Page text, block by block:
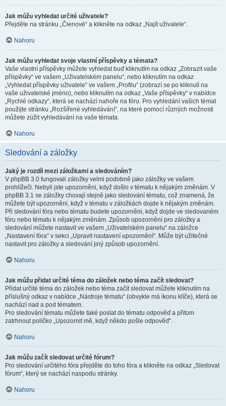
Jak můžu vyhledat určité uživatele?
Přejděte na stránku „Členové“ a klikněte na odkaz „Najít uživatele“.
Nahoru
Jak můžu vyhledat svoje vlastní příspěvky a témata?
Vaše vlastní příspěvky můžete vyhledat buď kliknutím na odkaz „Zobrazit vaše
příspěvky“ ve vašem „Uživatelském panelu“, nebo kliknutím na odkaz
„Vyhledat příspěvky uživatele“ ve vašem „Profilu“ (zobrazí se po kliknutí na
vaše uživatelské jméno), nebo kliknutím na odkaz „Vaše příspěvky“ v nabídce
„Rychlé odkazy“, která se nachází nahoře na fóru. Pro vyhledání vašich témat
použijte stránku „Rozšířené vyhledávání“, na které pomocí různých možnosti
můžete zúžit vyhledávání na vaše témata.
Nahoru
Sledování a záložky
Jaký je rozdíl mezi záložkami a sledováním?
V phpBB 3.0 fungovali záložky velmi podobně jako záložky ve vašem
prohlížeči. Nebyli jste upozorněni, když došlo v tématu k nějakým změnám. V
phpBB 3.1 se záložky chovají stejně jako sledování tématu, což znamená, že
můžete být upozorněni, když v tématu v záložkách dojde k nějakým změnám.
Při sledování fóra nebo tématu budete upozorněni, když dojde ve sledovaném
fóru nebo tématu k nějakým změnám. Způsob upozornění pro záložky a
sledování můžete nastavit ve vašem „Uživatelském panelu“ na záložce
„Nastavení fóra“ v sekci „Upravit nastavení upozornění“. Může být užitečné
nastavit pro záložky a sledování jiný způsob upozornění.
Nahoru
Jak můžu přidat určité téma do záložek nebo téma začít sledovat?
Přidat určité téma do záložek nebo téma začít sledovat můžete kliknutím na
příslušný odkaz v nabídce „Nástroje tématu“ (obvykle má ikonu klíče), která se
nachází nad a pod tématem.
Pro sledování tématu můžete také poslat do tématu odpověď a přitom
zatrhnout políčko „Upozornit mě, když někdo pošle odpověď“.
Nahoru
Jak můžu začít sledovat určité fórum?
Pro sledování určitého fóra přejděte do toho fóra a klikněte na odkaz „Sledovat
fórum“, který se nachází naspodu stránky.
Nahoru